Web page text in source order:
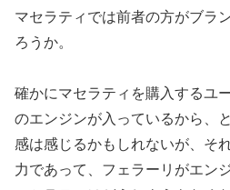
マセラティでは前者の方がブラ
ろうか。
確かにマセラティを購入するユ
のエンジンが入っているから、
感は感じるかもしれないが、そ
力であって、フェラーリがエン